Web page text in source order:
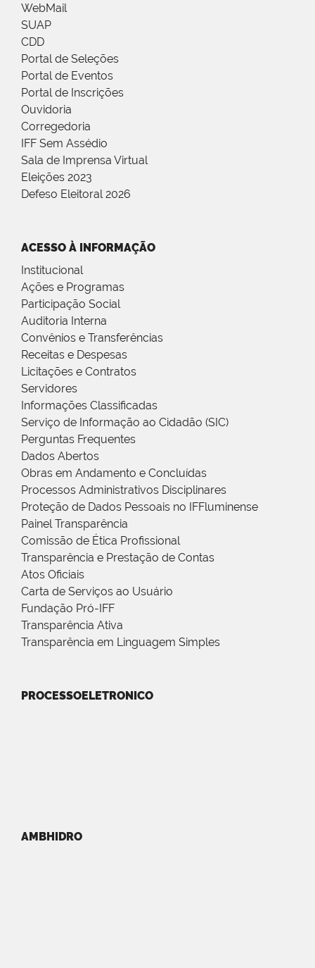
WebMail
SUAP
CDD
Portal de Seleções
Portal de Eventos
Portal de Inscrições
Ouvidoria
Corregedoria
IFF Sem Assédio
Sala de Imprensa Virtual
Eleições 2023
Defeso Eleitoral 2026
ACESSO À INFORMAÇÃO
Institucional
Ações e Programas
Participação Social
Auditoria Interna
Convênios e Transferências
Receitas e Despesas
Licitações e Contratos
Servidores
Informações Classificadas
Serviço de Informação ao Cidadão (SIC)
Perguntas Frequentes
Dados Abertos
Obras em Andamento e Concluídas
Processos Administrativos Disciplinares
Proteção de Dados Pessoais no IFFluminense
Painel Transparência
Comissão de Ética Profissional
Transparência e Prestação de Contas
Atos Oficiais
Carta de Serviços ao Usuário
Fundação Pró-IFF
Transparência Ativa
Transparência em Linguagem Simples
PROCESSOELETRONICO
AMBHIDRO